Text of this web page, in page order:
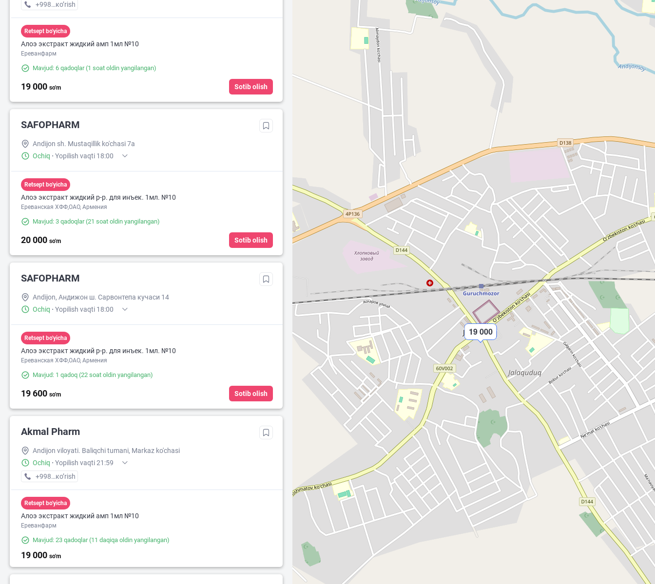
+998 (90) XXX-XX-XX
кo’rish
Retsept bo'yicha
Алоэ экстракт жидкий амп 1мл №10
Ереванфарм
Mavjud: 6 qadoqlar(1 soat oldin yangilangan)
19 000 so'm Sotib olish
SAFOPHARM
Andijon sh. Mustaqillik ko'chasi 7a
Ochiq · Yopilish vaqti 18:00
Retsept bo'yicha
Алоэ экстракт жидкий р-р. для инъек. 1мл. №10
Ереванская ХФФ,ОАО, Армения
Mavjud: 3 qadoqlar(21 soat oldin yangilangan)
20 000 so'm Sotib olish
SAFOPHARM
Andijon, Андижон ш. Сарвонтепа кучаси 14
Ochiq · Yopilish vaqti 18:00
Retsept bo'yicha
Алоэ экстракт жидкий р-р. для инъек. 1мл. №10
Ереванская ХФФ,ОАО, Армения
Mavjud: 1 qadoq (22 soat oldin yangilangan)
19 600 so'm Sotib olish
Akmal Pharm
Andijon viloyati. Baliqchi tumani, Markaz ko'chasi
Ochiq · Yopilish vaqti 21:59
+998 (91) XXX-XX-XX
кo’rish
Retsept bo'yicha
Алоэ экстракт жидкий амп 1мл №10
Ереванфарм
Mavjud: 23 qadoqlar(11 daqiqa oldin yangilangan)
19 000 so'm
19 000